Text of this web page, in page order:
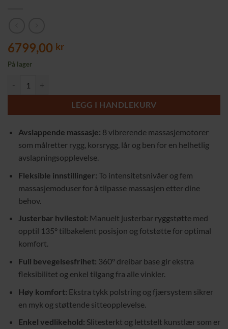
6799,00 kr
På lager
LEGG I HANDLEKURV
Avslappende massasje: 8 vibrerende massasjemotorer
som målretter rygg, korsrygg, lår og ben for en helhetlig
avslapningsopplevelse.
Fleksible innstillinger: To intensitetsnivåer og fem
massasjemoduser for å tilpasse massasjen etter dine
behov.
Justerbar hvilestol: Manuelt justerbar ryggstøtte med
opptil 135° tilbakelent posisjon og fotstøtte for optimal
komfort.
Full bevegelsesfrihet: 360° dreibar base gir ekstra
fleksibilitet og enkel tilgang fra alle vinkler.
Høy komfort: Ekstra tykk polstring og fjærsystem sikrer
en myk og støttende sitteopplevelse.
Enkel vedlikehold: Slitesterkt og lettstelt kunstlær som er